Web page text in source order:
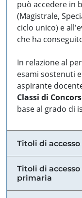
può accedere in
(Magistrale,
ciclo unico) e
che ha
In relazione al
esami sostenuti
aspirante
Classi di
base al grado di
Titoli di accesso
Titoli di
primaria